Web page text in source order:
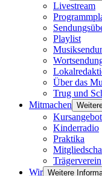
Livestream
Playlist
Über das
Trug und
Mitmachen
Kinderradio
Praktika
Trägerverein
Wir Weitere